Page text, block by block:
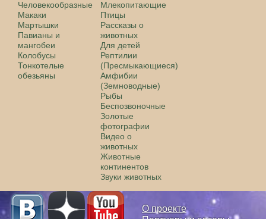
Человекообразные
Макаки
Мартышки
Павианы и
мангобеи
Колобусы
Тонкотелые
обезьяны
Млекопитающие
Птицы
Рассказы о
животных
Для детей
Рептилии
(Пресмыкающиеся)
Амфибии
(Земноводные)
Рыбы
Беспозвоночные
Золотые
фотографии
Видео о
животных
Животные
континентов
Звуки животных
О проекте